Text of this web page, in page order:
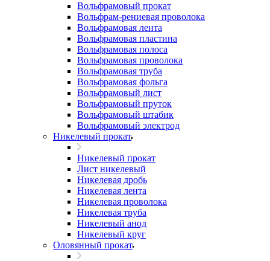
Вольфрамовый прокат
Вольфрам-рениевая проволока
Вольфрамовая лента
Вольфрамовая пластина
Вольфрамовая полоса
Вольфрамовая проволока
Вольфрамовая труба
Вольфрамовая фольга
Вольфрамовый лист
Вольфрамовый пруток
Вольфрамовый штабик
Вольфрамовый электрод
Никелевый прокат
Никелевый прокат
Лист никелевый
Никелевая дробь
Никелевая лента
Никелевая проволока
Никелевая труба
Никелевый анод
Никелевый круг
Оловянный прокат